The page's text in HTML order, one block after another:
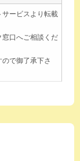
ービスより転載
口へご相談くだ
で御了承下さ